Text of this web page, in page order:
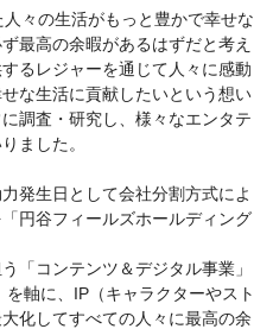
々の生活がもっと豊かで幸せな
最高の余暇があるはずだと考え
るレジャーを通じて人々に感動
な生活に貢献したいという想い
調査・研究し、様々なエンタテ
ました。
発生日として会社分割方式によ
円谷フィールズホールディング
「コンテンツ＆デジタル事業」
軸に、IP（キャラクターやスト
化してすべての人々に最高の余